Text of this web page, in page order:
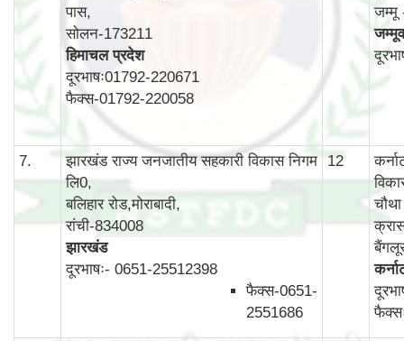
पास,
सोलन-173211
हिमाचल प्रदेश
दूरभाषः01792-220671
फैक्स-01792-220058
जम्मू
7.
झारखंड राज्य जनजातीय सहकारी विकास निगम
लि0,
बलिहार रोड,मोराबादी,
रांची-834008
झारखंड
दूरभाषः- 0651-25512398
फैक्स-0651-
2551686
12